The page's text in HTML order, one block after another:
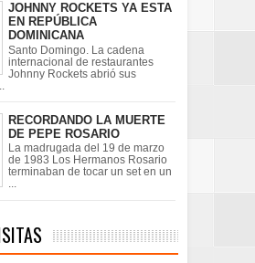
JOHNNY ROCKETS YA ESTA
EN REPÚBLICA
DOMINICANA
Santo Domingo. La cadena
internacional de restaurantes
Johnny Rockets abrió sus
RECORDANDO LA MUERTE
DE PEPE ROSARIO
La madrugada del 19 de marzo
de 1983 Los Hermanos Rosario
terminaban de tocar un set en un
...